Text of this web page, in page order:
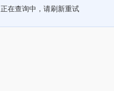
正在查询中，请刷新重试